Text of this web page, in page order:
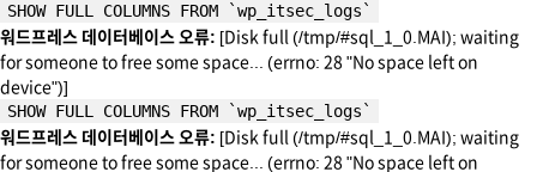
SHOW FULL COLUMNS FROM `wp_itsec_logs`
워드프레스 데이터베이스 오류: [Disk full (/tmp/#sql_1_0.MAI); waiting
for someone to free some space... (errno: 28 "No space left on
device")]
SHOW FULL COLUMNS FROM `wp_itsec_logs`
워드프레스 데이터베이스 오류: [Disk full (/tmp/#sql_1_0.MAI); waiting
for someone to free some space... (errno: 28 "No space left on